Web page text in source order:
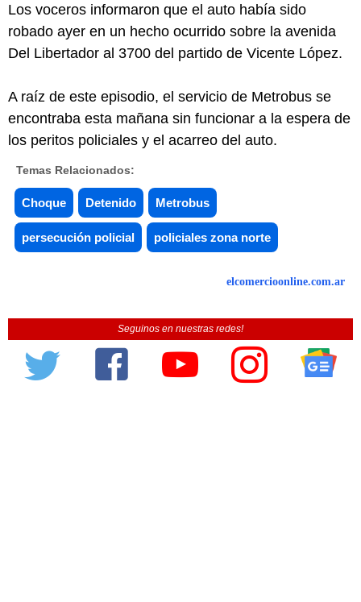
Los voceros informaron que el auto había sido
robado ayer en un hecho ocurrido sobre la avenida
Del Libertador al 3700 del partido de Vicente López.
A raíz de este episodio, el servicio de Metrobus se
encontraba esta mañana sin funcionar a la espera de
los peritos policiales y el acarreo del auto.
Temas Relacionados:
Choque Detenido Metrobus
persecución policial policiales zona norte
elcomercioonline.com.ar
Seguinos en nuestras redes!